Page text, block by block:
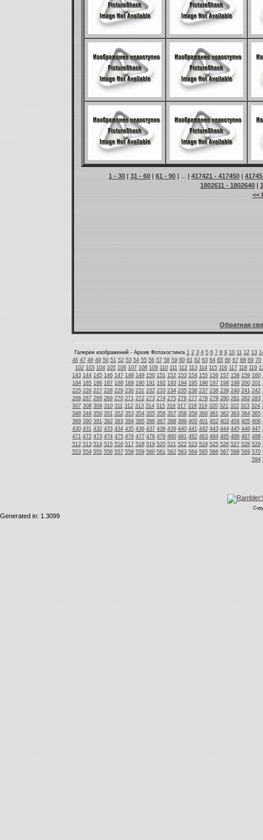
1 - 30 | 31 - 60 | 61 - 90 | ... | 417421 - 417450 |
1802611 - 1802640|
<<
Обратная
Галереи изображений - Архив Фотохостинга 1 2 3 4 5 6 7 8 9 10 11 12 13
46 47 48 49 50 51 52 53 54 55 56 57 58 59 60 61 62 63 64 65 66 67 68 69 70
102 103 104 105 106 107 108 109 110 111 112 113 114 115 116 117 118 119
143 144 145 146 147 148 149 150 151 152 153 154 155 156 157 158 159 160
184 185 186 187 188 189 190 191 192 193 194 195 196 197 198 199 200 201
225 226 227 228 229 230 231 232 233 234 235 236 237 238 239 240 241 242
266 267 268 269 270 271 272 273 274 275 276 277 278 279 280 281 282 283
307 308 309 310 311 312 313 314 315 316 317 318 319 320 321 322 323 324
348 349 350 351 352 353 354 355 356 357 358 359 360 361 362 363 364 365
389 390 391 392 393 394 395 396 397 398 399 400 401 402 403 404 405 406
430 431 432 433 434 435 436 437 438 439 440 441 442 443 444 445 446 447
471 472 473 474 475 476 477 478 479 480 481 482 483 484 485 486 487 488
512 513 514 515 516 517 518 519 520 521 522 523 524 525 526 527 528 529
553 554 555 556 557 558 559 560 561 562 563 564 565 566 567 568 569 570
594
Generated in: 1.3099